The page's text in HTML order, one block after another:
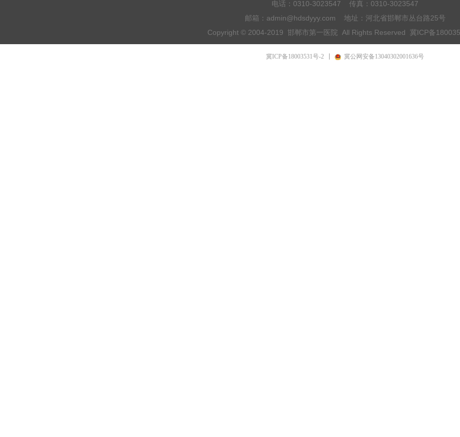
电话：0310-3023547 传真：0310-3023547
邮箱：admin@hdsdyyy.com 地址：河北省邯郸市丛台路25号
Copyright © 2004-2019 邯郸市第一医院 All Rights Reserved 冀ICP备
乘车路线：乘坐201路、25路、26路、42路、46路 54路、604路 到 市中学 下车
冀ICP备18003531号-2 冀公网安备13040302001636号